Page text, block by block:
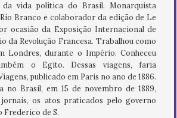
vida política do Brasil. Monarquista
Branco e colaborador da edição de Le
ocasião da Exposição Internacional de
da Revolução Francesa. Trabalhou como
Londres, durante o Império. Conheceu
o Egito. Dessas viagens, faria
publicado em Paris no ano de 1886.
no Brasil, em 15 de novembro de 1889,
os atos praticados pelo governo
Frederico de S.